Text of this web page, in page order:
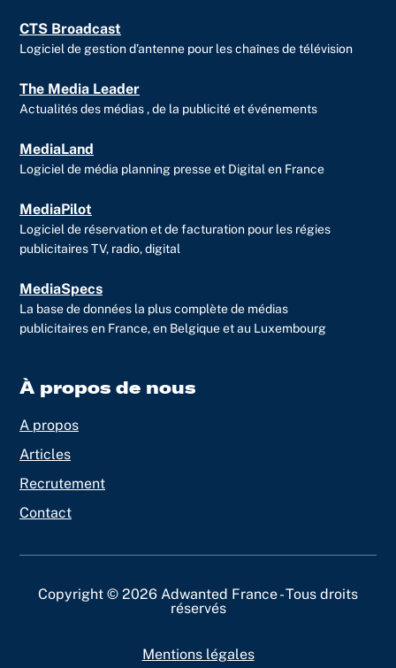
CTS Broadcast
Logiciel de gestion d’antenne pour les chaînes de télévision
The Media Leader
Actualités des médias , de la publicité et événements
MediaLand
Logiciel de média planning presse et Digital en France
MediaPilot
Logiciel de réservation et de facturation pour les régies
publicitaires TV, radio, digital
MediaSpecs
La base de données la plus complète de médias
publicitaires en France, en Belgique et au Luxembourg
À propos de nous
A propos
Articles
Recrutement
Contact
Copyright © 2026 Adwanted France - Tous droits
réservés
Mentions légales